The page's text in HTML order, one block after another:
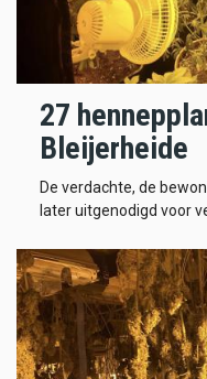
27
Bleijerheide
De verdachte, de
later uitgenodigd voor